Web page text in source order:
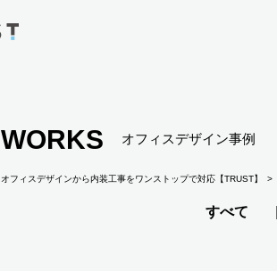
WORKS オフィスデザイン事例
オフィスデザインから内装工事をワンストップで対応【TRUST】
すべて